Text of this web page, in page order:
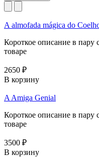
A almofada mágica do
Короткое описание в пару
товаре
2650 ₽
В корзину
A Amiga Genial
Короткое описание в пару
товаре
3500 ₽
В корзину